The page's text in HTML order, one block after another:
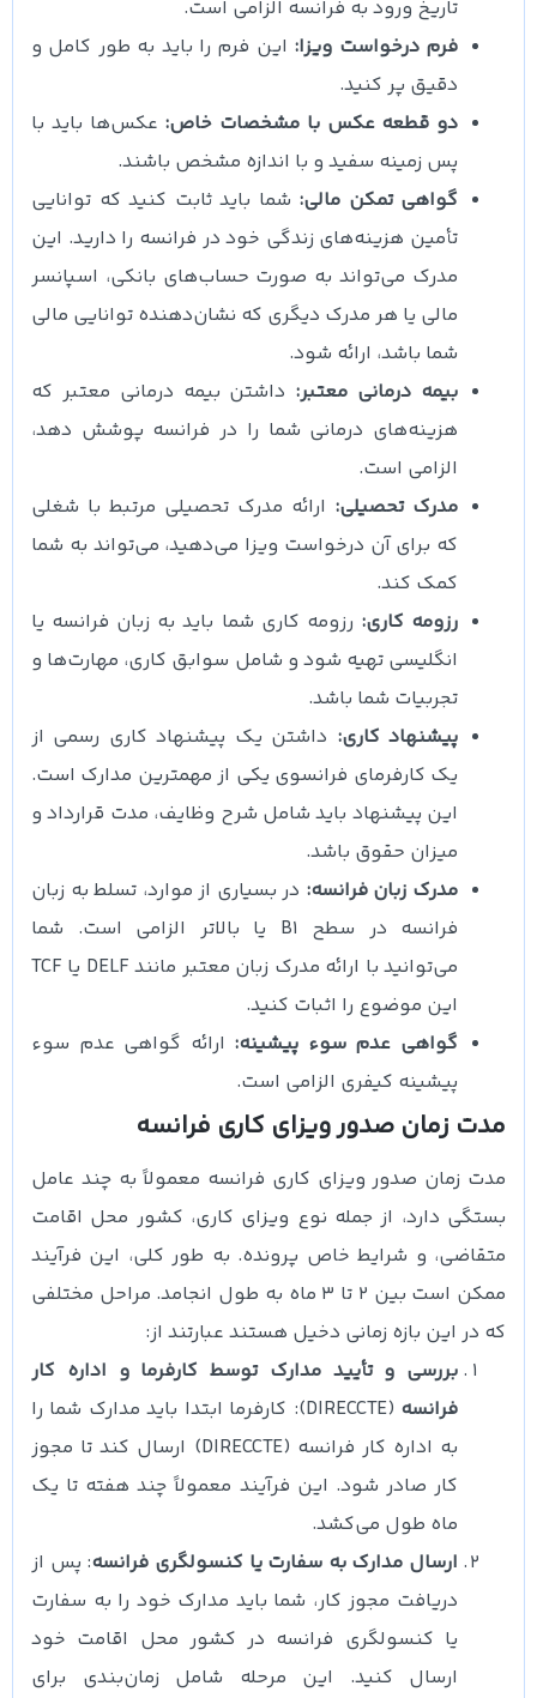
تاریخ ورود به فرانسه الزامی است.
فرم درخواست ویزا: این فرم را باید به طور کامل و
دقیق پر کنید.
دو قطعه عکس با مشخصات خاص: عکس‌ها باید با
پس زمینه سفید و با اندازه مشخص باشند.
گواهی تمکن مالی: شما باید ثابت کنید که توانایی
تأمین هزینه‌های زندگی خود در فرانسه را دارید. این
مدرک می‌تواند به صورت حساب‌های بانکی، اسپانسر
مالی یا هر مدرک دیگری که نشان‌دهنده توانایی مالی
شما باشد، ارائه شود.
بیمه درمانی معتبر: داشتن بیمه درمانی معتبر که
هزینه‌های درمانی شما را در فرانسه پوشش دهد،
الزامی است.
مدرک تحصیلی: ارائه مدرک تحصیلی مرتبط با شغلی
که برای آن درخواست ویزا می‌دهید، می‌تواند به شما
کمک کند.
رزومه کاری: رزومه کاری شما باید به زبان فرانسه یا
انگلیسی تهیه شود و شامل سوابق کاری، مهارت‌ها و
تجربیات شما باشد.
پیشنهاد کاری: داشتن یک پیشنهاد کاری رسمی از
یک کارفرمای فرانسوی یکی از مهمترین مدارک است.
این پیشنهاد باید شامل شرح وظایف، مدت قرارداد و
میزان حقوق باشد.
مدرک زبان فرانسه: در بسیاری از موارد، تسلط به زبان
فرانسه در سطح B1 یا بالاتر الزامی است. شما
می‌توانید با ارائه مدرک زبان معتبر مانند DELF یا TCF
این موضوع را اثبات کنید.
گواهی عدم سوء پیشینه: ارائه گواهی عدم سوء
پیشینه کیفری الزامی است.
مدت زمان صدور ویزای کاری فرانسه
مدت زمان صدور ویزای کاری فرانسه معمولاً به چند عامل
بستگی دارد، از جمله نوع ویزای کاری، کشور محل اقامت
متقاضی، و شرایط خاص پرونده. به طور کلی، این فرآیند
ممکن است بین 2 تا 3 ماه به طول انجامد. مراحل مختلفی
که در این بازه زمانی دخیل هستند عبارتند از:
بررسی و تأیید مدارک توسط کارفرما و اداره کار
فرانسه
(DIRECCTE): کارفرما ابتدا باید مدارک شما را
به اداره کار فرانسه (DIRECCTE) ارسال کند تا مجوز
کار صادر شود. این فرآیند معمولاً چند هفته تا یک
ماه طول می‌کشد.
ارسال مدارک به سفارت یا کنسولگری فرانسه: پس از
دریافت مجوز کار، شما باید مدارک خود را به سفارت
یا کنسولگری فرانسه در کشور محل اقامت خود
ارسال کنید. این مرحله شامل زمان‌بندی برای